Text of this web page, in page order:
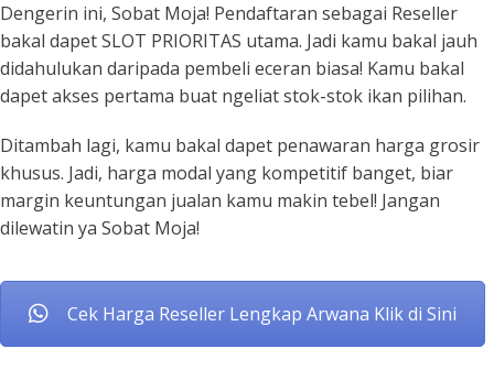
Dengerin ini, Sobat Moja! Pendaftaran sebagai Reseller
bakal dapet SLOT PRIORITAS utama. Jadi kamu bakal jauh
didahulukan daripada pembeli eceran biasa! Kamu bakal
dapet akses pertama buat ngeliat stok-stok ikan pilihan.
Ditambah lagi, kamu bakal dapet penawaran harga grosir
khusus. Jadi, harga modal yang kompetitif banget, biar
margin keuntungan jualan kamu makin tebel! Jangan
dilewatin ya Sobat Moja!
Cek Harga Reseller Lengkap Arwana Klik di Sini